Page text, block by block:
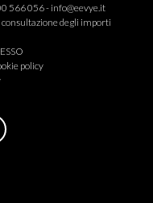
566 056 - info@eevye.it
consultazione degli importi
policy